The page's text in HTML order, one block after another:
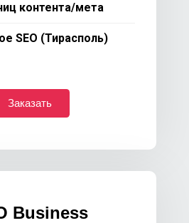
контента/мета
SEO (Тирасполь)
Заказать
Business